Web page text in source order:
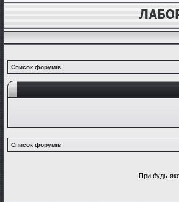
Список форумів
Список форумів
При будь-